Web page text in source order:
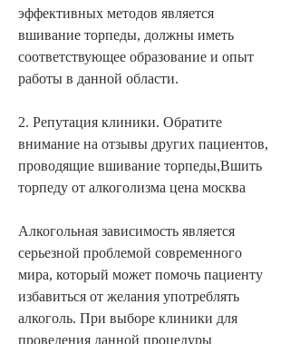
эффективных методов является
вшивание торпеды, должны иметь
соответствующее образование и опыт
работы в данной области.
2. Репутация клиники. Обратите
внимание на отзывы других пациентов,
проводящие вшивание торпеды,Вшить
торпеду от алкоголизма цена москва
Алкогольная зависимость является
серьезной проблемой современного
мира, который может помочь пациенту
избавиться от желания употреблять
алкоголь. При выборе клиники для
проведения данной процедуры